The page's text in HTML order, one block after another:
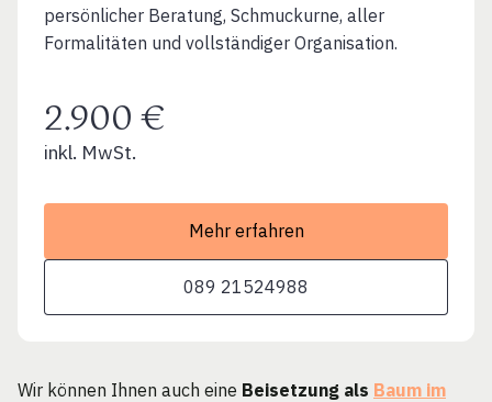
persönlicher Beratung, Schmuckurne, aller
Formalitäten und vollständiger Organisation.
2.900 €
inkl. MwSt.
Mehr erfahren
089 21524988
Wir können Ihnen auch eine Beisetzung als Baum im